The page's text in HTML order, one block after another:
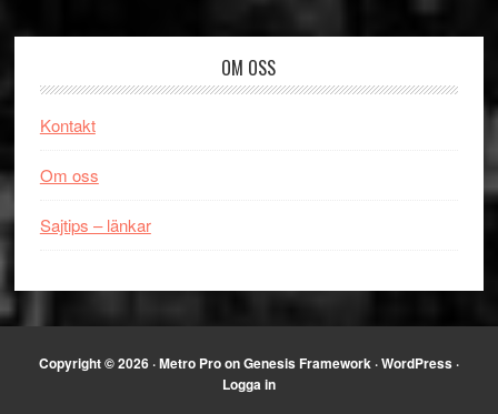
OM OSS
Kontakt
Om oss
Sajtips – länkar
Copyright © 2026 ·Metro ProonGenesis Framework ·WordPress ·
Logga in